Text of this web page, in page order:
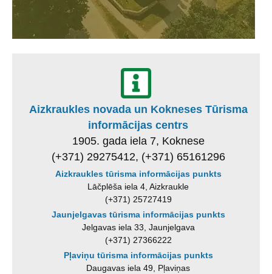
Aizkraukles novada un Kokneses Tūrisma
informācijas centrs
1905. gada iela 7, Koknese
(+371) 29275412, (+371) 65161296
Aizkraukles tūrisma informācijas punkts
Lāčplēša iela 4, Aizkraukle
(+371) 25727419
Jaunjelgavas tūrisma informācijas punkts
Jelgavas iela 33, Jaunjelgava
(+371) 27366222
Pļaviņu tūrisma informācijas punkts
Daugavas iela 49, Pļaviņas